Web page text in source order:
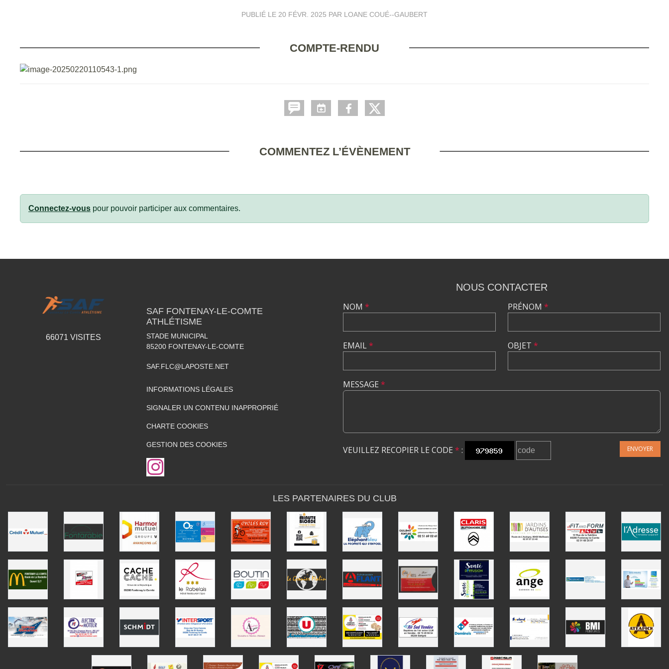
PUBLIÉ LE 20 FÉVR. 2025 PAR LOANE COUÉ--GAUBERT
COMPTE-RENDU
COMMENTEZ L’ÉVÈNEMENT
Connectez-vous pour pouvoir participer aux commentaires.
66071 VISITES
SAF FONTENAY-LE-COMTE
ATHLÉTISME
STADE MUNICIPAL
85200 FONTENAY-LE-COMTE
SAF.FLC@LAPOSTE.NET
INFORMATIONS LÉGALES
SIGNALER UN CONTENU INAPPROPRIÉ
CHARTE COOKIES
GESTION DES COOKIES
NOUS CONTACTER
NOM *
EMAIL*
PRÉNOM *
OBJET *
MESSAGE *
VEUILLEZ RECOPIER LE CODE * : ENVOYER
LES PARTENAIRES DU CLUB